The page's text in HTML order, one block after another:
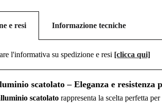
e resi Informazione tecniche
l'informativa su spedizione e resi [clicca qui]
scatolato – Eleganza e resistenza
scatolato rappresenta la scelta perfetta